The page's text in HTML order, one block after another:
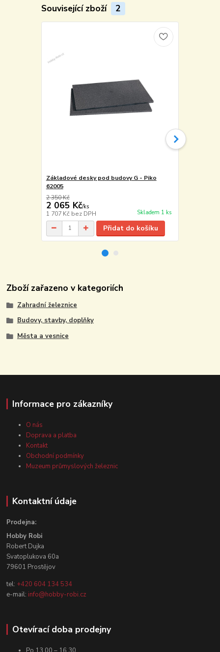
Související zboží 2
Základové desky pod budovy G - Piko
62005
2 350 Kč
2 065 Kč/ks
1 707 Kč bez DPH Skladem 1 ks
Přidat do košíku
Zboží zařazeno v kategoriích
Zahradní železnice
Budovy, stavby, doplňky
Města a vesnice
Informace pro zákazníky
O nás
Doprava a platba
Kontakt
Obchodní podmínky
Muzeum průmyslových železnic
Kontaktní údaje
Prodejna:
Hobby Robi
Robert Dujka
Svatoplukova 60a
79601 Prostějov
tel: +420 604 134 534
e-mail: info@hobby-robi.cz
Otevírací doba prodejny